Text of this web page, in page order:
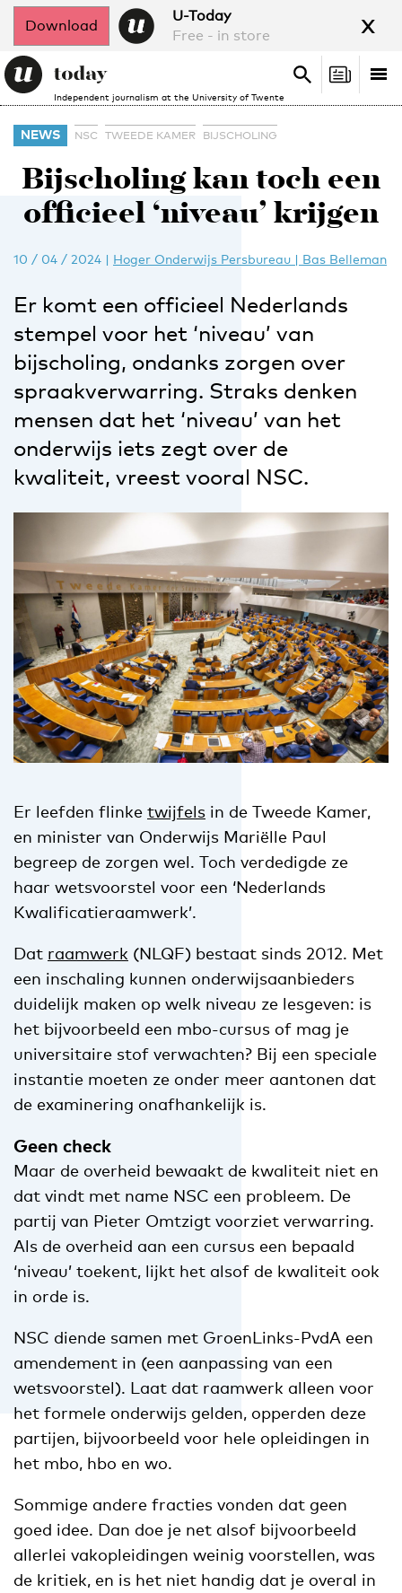
Download
U-Today
Free - in store
x
Independent journalism at the University of Twente
Search
Search
NEWS NSC TWEEDE KAMER BIJSCHOLING
Bijscholing kan toch een
officieel ‘niveau’ krijgen
10 / 04 / 2024 | Hoger Onderwijs Persbureau | Bas Belleman
Er komt een officieel Nederlands
stempel voor het ‘niveau’ van
bijscholing, ondanks zorgen over
spraakverwarring. Straks denken
mensen dat het ‘niveau’ van het
onderwijs iets zegt over de
kwaliteit, vreest vooral NSC.
Er leefden flinke twijfels in de Tweede Kamer,
en minister van Onderwijs Mariëlle Paul
begreep de zorgen wel. Toch verdedigde ze
haar wetsvoorstel voor een ‘Nederlands
Kwalificatieraamwerk’.
Dat raamwerk (NLQF) bestaat sinds 2012. Met
een inschaling kunnen onderwijsaanbieders
duidelijk maken op welk niveau ze lesgeven: is
het bijvoorbeeld een mbo-cursus of mag je
universitaire stof verwachten? Bij een speciale
instantie moeten ze onder meer aantonen dat
de examinering onafhankelijk is.
Geen check
Maar de overheid bewaakt de kwaliteit niet en
dat vindt met name NSC een probleem. De
partij van Pieter Omtzigt voorziet verwarring.
Als de overheid aan een cursus een bepaald
‘niveau’ toekent, lijkt het alsof de kwaliteit ook
in orde is.
NSC diende samen met GroenLinks-PvdA een
amendement in (een aanpassing van een
wetsvoorstel). Laat dat raamwerk alleen voor
het formele onderwijs gelden, opperden deze
partijen, bijvoorbeeld voor hele opleidingen in
het mbo, hbo en wo.
Sommige andere fracties vonden dat geen
goed idee. Dan doe je net alsof bijvoorbeeld
allerlei vakopleidingen weinig voorstellen, was
de kritiek, en is het niet handig dat je overal in